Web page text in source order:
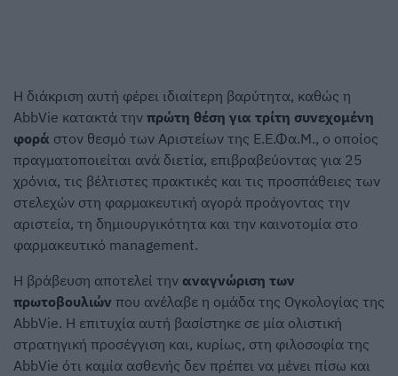
Η διάκριση αυτή φέρει ιδιαίτερη βαρύτητα, καθώς η
AbbVie κατακτά την πρώτη θέση για τρίτη συνεχομένη
φορά στον θεσμό των Αριστείων της Ε.Ε.Φα.Μ., ο οποίος
πραγματοποιείται ανά διετία, επιβραβεύοντας για 25
χρόνια, τις βέλτιστες πρακτικές και τις προσπάθειες των
στελεχών στη φαρμακευτική αγορά προάγοντας την
αριστεία, τη δημιουργικότητα και την καινοτομία στο
φαρμακευτικό management.
Η βράβευση αποτελεί την αναγνώριση των
πρωτοβουλιών που ανέλαβε η ομάδα της Ογκολογίας της
AbbVie. Η επιτυχία αυτή βασίστηκε σε μία ολιστική
στρατηγική προσέγγιση και, κυρίως, στη φιλοσοφία της
AbbVie ότι καμία ασθενής δεν πρέπει να μένει πίσω και